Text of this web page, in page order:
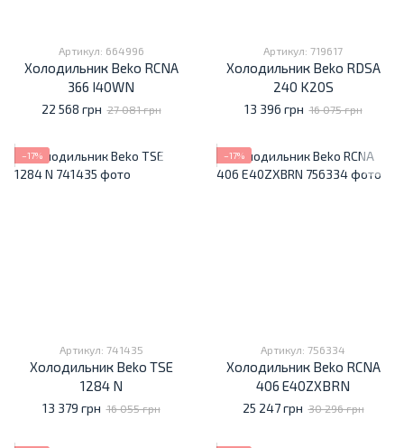
Артикул: 664996
Холодильник Beko RCNA
366 I40WN
22 568 грн 27 081 грн
Артикул: 719617
Холодильник Beko RDSA
240 K20S
13 396 грн 16 075 грн
−17%
Артикул: 741435
Холодильник Beko TSE
1284 N
13 379 грн 16 055 грн
−17%
Артикул: 756334
Холодильник Beko RCNA
406 E40ZXBRN
25 247 грн 30 296 грн